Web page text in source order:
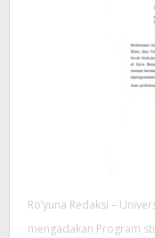
Ro’yuna Redaksi –
mengadakan Program